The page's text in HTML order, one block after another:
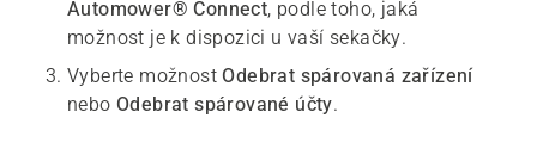
Automower® Connect, podle toho, jaká
možnost je k dispozici u vaší sekačky.
Vyberte možnostOdebrat spárovaná zařízení
nebo Odebrat spárované účty.